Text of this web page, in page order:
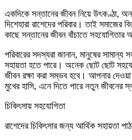
একদিকে সন্তানের জীবন নিয়ে উৎকণ্ঠা,
দিশেহারা রাশেদের পরিবার। তাই সমাজের
কাছে সন্তানের জীবন বাঁচাতে
পরিবারের সদস্যরা জানান, মানুষের
সহায়তা হতে পারে। অনেক ছোট ছোট
জীবন রক্ষা করা সম্ভব হবে। আপনার দেওয়া
মুখের হাসি, এনে দিতে পারে নতুন জীবনের
চিকিৎসায় সহযোগিতা
রাশেদের চিকিৎসার জন্য আর্থিক সহায়তা